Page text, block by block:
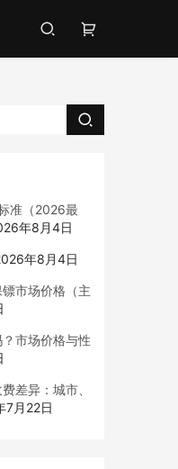
准（2026最
年8月4日
年8月4日
市场价格（主
市场价格与性
差异：城市、
7月22日